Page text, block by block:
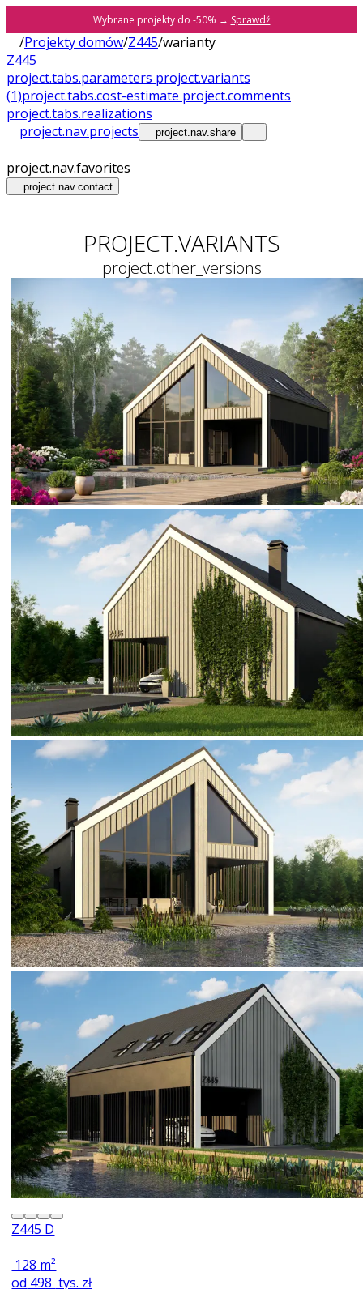
Wybrane projekty do -50% → Sprawdź
/Projekty domów/Z445/warianty
Z445
project.tabs.parameters project.variants
(1)project.tabs.cost-estimate project.comments
project.tabs.realizations
project.nav.projects
project.nav.share
project.nav.favorites
project.nav.contact
PROJECT.VARIANTS
project.other_versions
Z445 D
128 m²
od 498 tys. zł